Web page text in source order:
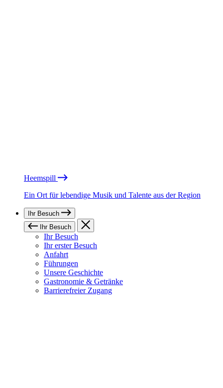
Heemspill
Ein Ort für lebendige Musik und Talente aus der Region
Ihr Besuch
Ihr Besuch
Ihr Besuch
Ihr erster Besuch
Anfahrt
Führungen
Unsere Geschichte
Gastronomie & Getränke
Barrierefreier Zugang